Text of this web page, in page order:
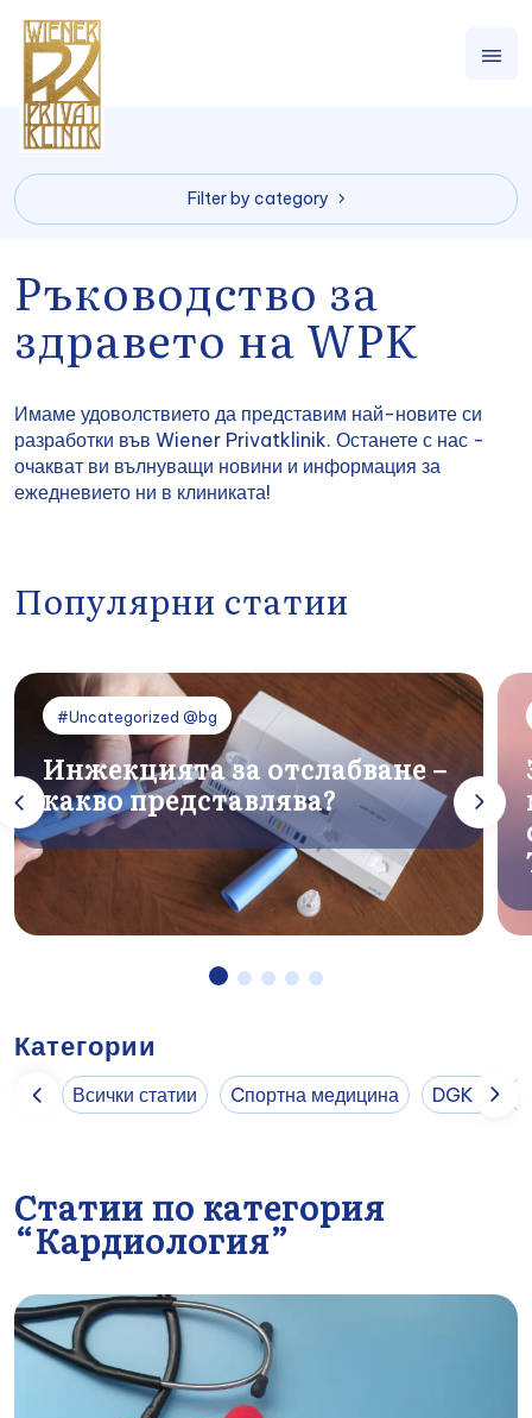
Filter by category
Ръководство за
здравето на WPK
Имаме удоволствието да представим най-новите си
разработки във Wiener Privatklinik. Останете с нас -
очакват ви вълнуващи новини и информация за
ежедневието ни в клиниката!
Популярни статии
#Uncategorized @bg
Инжекцията за отслабване –
какво представлява?
Категории
Всички статии Cпортна медицина DGKP
Статии по категория
“Кардиология”